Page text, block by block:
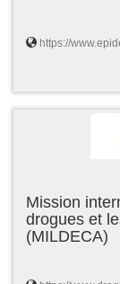
https://
Mission
drogues et
(MILDECA)